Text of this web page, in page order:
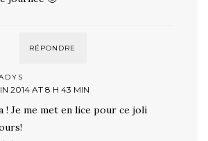
RÉPONDRE
2014 AT 8 H 43 MIN
! Je me met en lice pour ce joli